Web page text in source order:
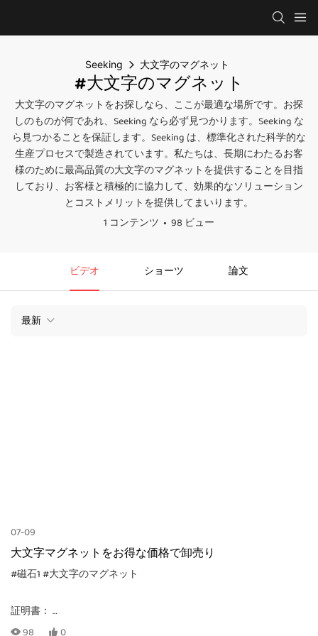
Seeking 大文字のマグネット
#大文字のマグネット
大文字のマグネットをお探しなら、ここが最適な場所です。お探
しのものが何であれ、Seeking なら必ず見つかります。Seeking な
ら見つかることを保証します。Seeking は、標準化された科学的な
生産プロセスで製造されています。私たちは、長期にわたるお客
様のために最高品質の大文字のマグネットを提供することを目指
しており、お客様と積極的に協力して、効果的なソリューション
とコストメリットを提供してまいります。
1 コンテンツ
98 ビュー
ビデオ ショーツ 論文
最新
07-09
大文字マグネットをお得な価格で卸売り
#磁石1#大文字のマグネット
証明書：
CE, EN71-1, -2, -3, TRA, ASTM-D4236
98 0